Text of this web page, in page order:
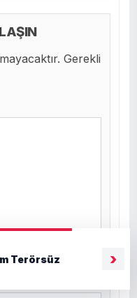
Gerekli
Terörsüz
›